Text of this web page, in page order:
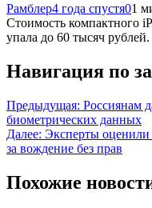
Рамблер4 года спустя01
Стоимость компактного
упала до 60 тысяч
Навигация по
Предыдущая: Россиянам
биометрических данных
Далее: Эксперты оценили
за вождение без прав
Похожие